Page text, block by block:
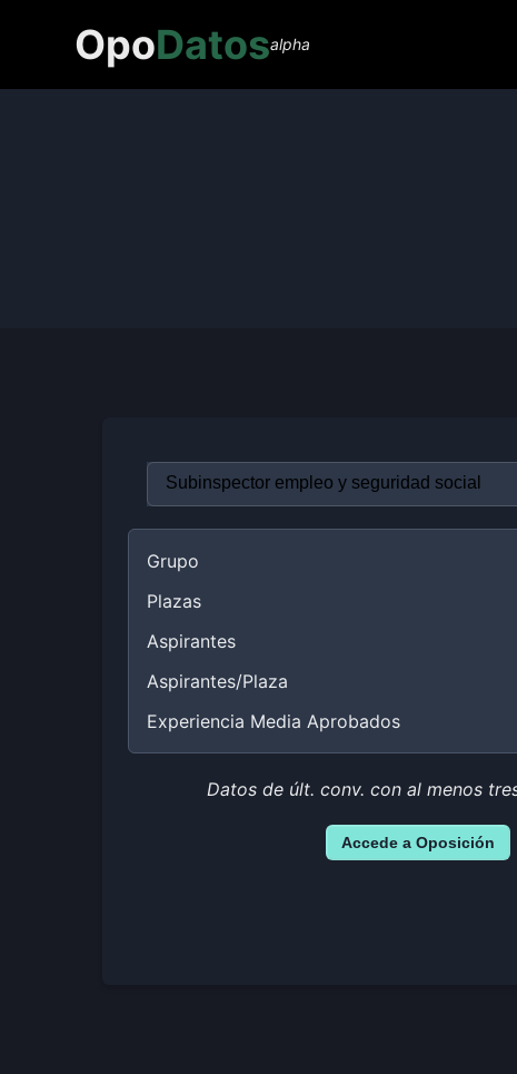
OpoDatosalpha
Grupo
Plazas
Aspirantes
Aspirantes/Plaza
Experiencia Media Aprobados
Datos de últ. conv. con al menos
Accede a Oposición